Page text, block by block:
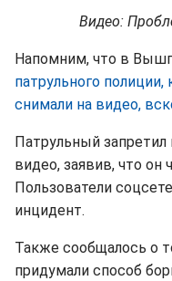
Видео:
Напомним, что в
патрульного
снимали на видео,
Патрульный
видео, заявив, что он
Пользователи
инцидент.
Также сообщалось о
придумали способ